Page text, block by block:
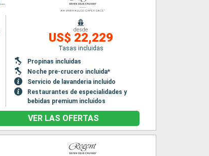
Itinerario : Barcelona, Ibiza, Valencia, Cartagena, Malaga, Gibraltar, Lisboa, Santa Cruz de Tenerife, Santa Cruz de la Palma, Tánger, Melilla, Almeria, Alicante, Barcelona
desde
US$ 22,229
Tasas incluidas
Propinas incluidas
Noche pre-crucero incluida*
Servicio de lavanderia incluido
Restaurantes de especialidades y
bebidas premium incluidos
VER LAS OFERTAS